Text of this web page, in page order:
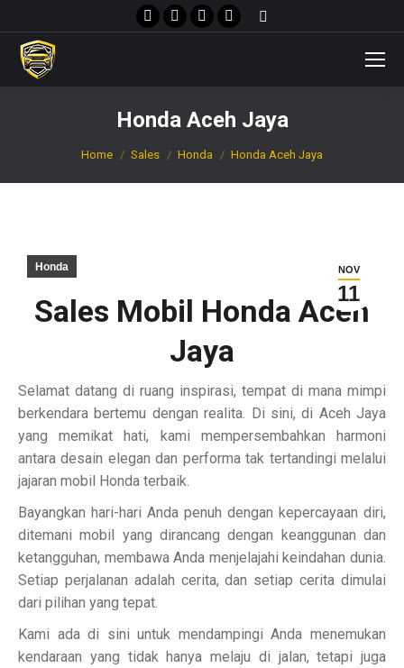
Facebook
page
new
window
X
page
new
window
Instagram
page
new
window
YouTube
page
new
window
Search:
Honda Aceh Jaya
You are here:
Home Sales Honda Honda Aceh Jaya
NOV
11
Honda
Sales Mobil Honda Aceh
Jaya
Selamat datang di ruang inspirasi, tempat di mana mimpi
berkendara bertemu dengan realita. Di sini, di Aceh Jaya
yang memikat hati, kami mempersembahkan harmoni
antara desain elegan dan performa tak tertandingi melalui
jajaran mobil Honda terbaik.
Bayangkan hari-hari Anda penuh dengan kepercayaan diri,
ditemani mobil yang dirancang dengan keanggunan dan
ketangguhan, membawa Anda menjelajahi keindahan dunia.
Setiap perjalanan adalah cerita, dan setiap cerita dimulai
dari pilihan yang tepat.
Kami ada di sini untuk mendampingi Anda menemukan
kendaraan yang tidak hanya melaju di jalan, tetapi juga